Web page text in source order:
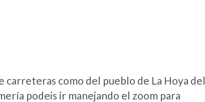
carreteras como del pueblo de La Hoya del
podeis ir manejando el zoom para